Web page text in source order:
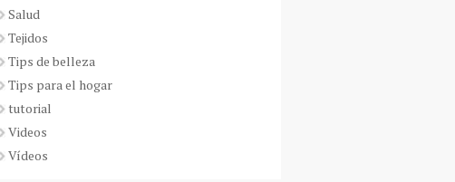
Salud
Tejidos
Tips de belleza
Tips para el hogar
tutorial
Videos
Vídeos